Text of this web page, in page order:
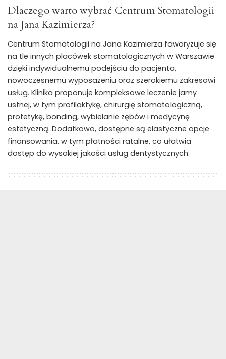
Dlaczego warto wybrać Centrum Stomatologii
na Jana Kazimierza?
Centrum Stomatologii na Jana Kazimierza faworyzuje się
na tle innych placówek stomatologicznych w Warszawie
dzięki indywidualnemu podejściu do pacjenta,
nowoczesnemu wyposażeniu oraz szerokiemu zakresowi
usług. Klinika proponuje kompleksowe leczenie jamy
ustnej, w tym profilaktykę, chirurgię stomatologiczną,
protetykę, bonding, wybielanie zębów i medycynę
estetyczną. Dodatkowo, dostępne są elastyczne opcje
finansowania, w tym płatności ratalne, co ułatwia
dostęp do wysokiej jakości usług dentystycznych.